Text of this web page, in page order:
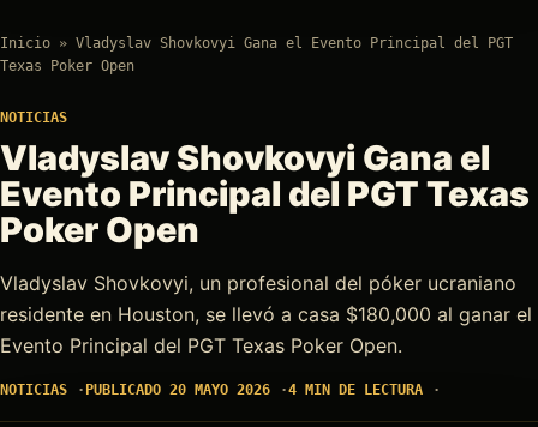
Inicio » Vladyslav Shovkovyi Gana el Evento Principal del PGT
Texas Poker Open
NOTICIAS
Vladyslav Shovkovyi Gana el
Evento Principal del PGT Texas
Poker Open
Vladyslav Shovkovyi, un profesional del póker ucraniano
residente en Houston, se llevó a casa $180,000 al ganar el
Evento Principal del PGT Texas Poker Open.
NOTICIAS PUBLICADO 20 MAYO 2026 4 MIN DE LECTURA